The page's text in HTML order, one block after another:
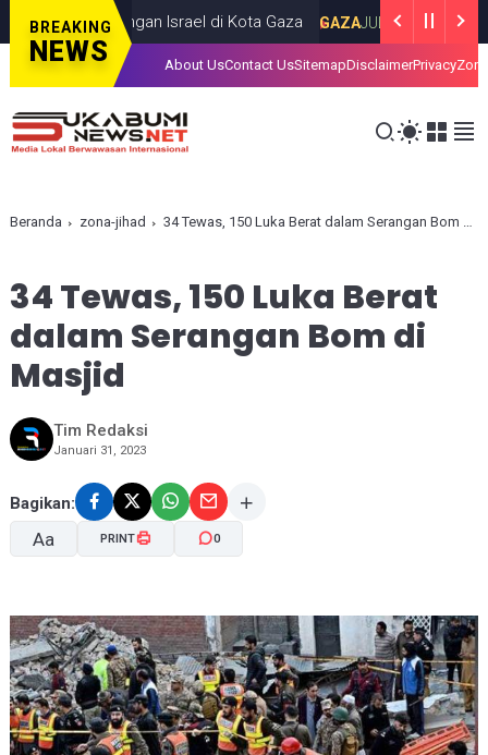
BREAKING
NEWS
Serangan Israel di Kota Gaza GAZA JULY 19, 2026 Iran
About UsContact UsSitemapDisclaimerPrivacy
Beranda zona-jihad 34 Tewas, 150 Luka Berat dalam Serangan Bom di Masjid
34 Tewas, 150 Luka Berat
dalam Serangan Bom di
Masjid
Tim Redaksi
Januari 31, 2023
Bagikan:
Aa
A- A+
PRINT 0